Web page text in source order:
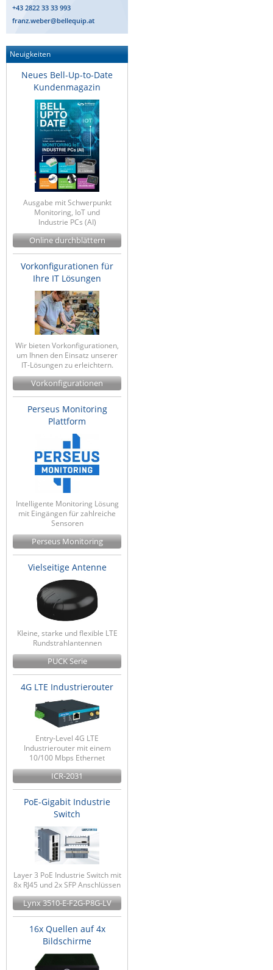
Tactical Software
TEKTELIC
Teltonika
Unwired Networks
Vision
WATTECO
Westermo
ZPE Systems
News zu unseren Herstellern
+43 2822 33 33 993
franz.weber@bellequip.at
Neuigkeiten
Neues Bell-Up-to-Date
Kundenmagazin
Ausgabe mit Schwerpunkt
Monitoring, IoT und
Industrie PCs (AI)
Online durchblättern
Vorkonfigurationen für
Ihre IT Lösungen
Wir bieten Vorkonfigurationen,
um Ihnen den Einsatz unserer
IT-Lösungen zu erleichtern.
Vorkonfigurationen
Perseus Monitoring
Plattform
Intelligente Monitoring Lösung
mit Eingängen für zahlreiche
Sensoren
Perseus Monitoring
Vielseitige Antenne
Kleine, starke und flexible LTE
Rundstrahlantennen
PUCK Serie
4G LTE Industrierouter
Entry-Level 4G LTE
Industrierouter mit einem
10/100 Mbps Ethernet
ICR-2031
PoE-Gigabit Industrie
Switch
Layer 3 PoE Industrie Switch mit
8x RJ45 und 2x SFP Anschlüssen
Lynx 3510-E-F2G-P8G-LV
16x Quellen auf 4x
Bildschirme